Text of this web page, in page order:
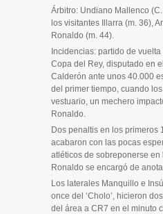
Árbitro: Undiano Mallenco
los visitantes Illarra (m. 36),
Ronaldo (m. 44).
Incidencias: partido de
Copa del Rey, disputado en
Calderón ante unos 40.000
del primer tiempo, cuando
vestuario, un mechero
Ronaldo.
Dos penaltis en los primeros
acabaron con las pocas
atléticos de sobreponerse
Ronaldo se encargó de
Los laterales Manquillo e
once del ‘Cholo’, hicieron
del área a CR7 en el minuto